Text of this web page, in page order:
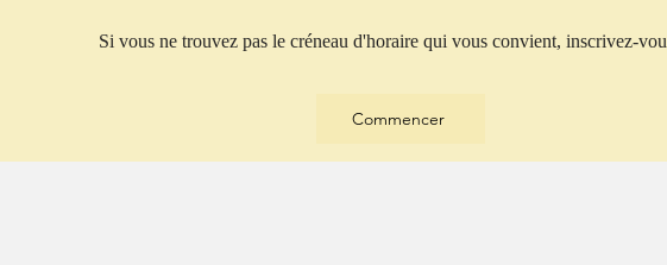
Si vous ne trouvez pas le créneau d'horaire qui vous convient, inscrivez-
Commencer